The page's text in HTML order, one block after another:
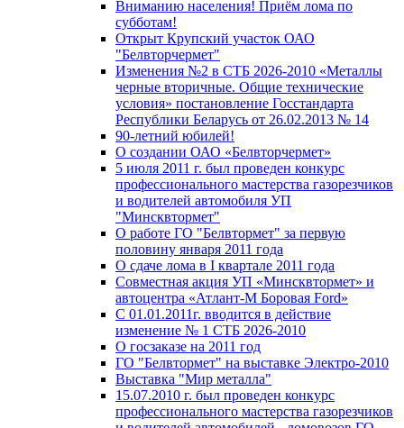
Вниманию населения! Приём лома по
субботам!
Открыт Крупский участок ОАО
"Белвторчермет"
Изменения №2 в СТБ 2026-2010 «Металлы
черные вторичные. Общие технические
условия» постановление Госстандарта
Республики Беларусь от 26.02.2013 № 14
90-летний юбилей!
О создании ОАО «Белвторчермет»
5 июля 2011 г. был проведен конкурс
профессионального мастерства газорезчиков
и водителей автомобиля УП
"Минсквтормет"
О работе ГО "Белвтормет" за первую
половину января 2011 года
О сдаче лома в I квартале 2011 года
Совместная акция УП «Минсквтормет» и
автоцентра «Атлант-М Боровая Ford»
С 01.01.2011г. вводится в действие
изменение № 1 СТБ 2026-2010
О госзаказе на 2011 год
ГО "Белвтормет" на выставке Электро-2010
Выставка "Мир металла"
15.07.2010 г. был проведен конкурс
профессионального мастерства газорезчиков